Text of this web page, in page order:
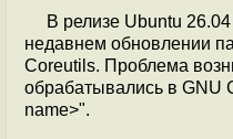
В релизе Ubuntu 26.04
недавнем обновлении
Coreutils. Проблема
обрабатывались в GNU
name>".